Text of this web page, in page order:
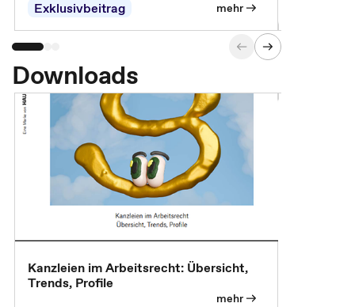
Exklusivbeitrag mehr
Downloads
Kanzleien im Arbeitsrecht: Übersicht,
Trends, Profile
mehr